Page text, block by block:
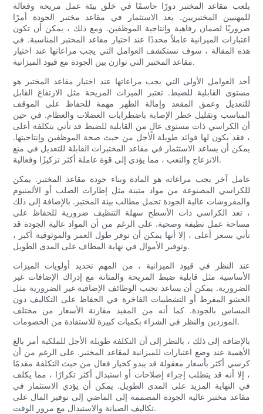
يلعب مقاعد المختبر دورًا حاسمًا في خلق بيئة عمل مريحة وفعالة
للمهنيين المختبريين. يعد الاستثمار في مقاعد مختبر الجودة أمرًا
ضروريًا لضمان رفاهية وإنتاجية الموظفين. ومع ذلك ، يمكن أن تكون
اعتبارات الميزانية عاملاً محددًا عند اختيار مقاعد المختبر المناسبة. في
هذه المقالة ، سوف نستكشف العوامل التي يجب مراعاتها عند اختيار
مقاعد المختبر التي توازن بين الجودة مع قيود الميزانية.
أحد العوامل الأولى التي يجب مراعاتها عند اختيار مقاعد المختبر هو
مستوى القابلية للضبط. تعتبر الميزات المريحة مثل الارتفاع القابل
للتعديل وعمق المقعد وإمالة الظهر مهمة للحفاظ على الموقف
المناسب وتقليل خطر الإصابة باضطرابات العضلات والعظام. في حين
أن الكراسي ذات مستوى عالٍ من القابلية للضبط قد تأتي بتكلفة أعلى
، فقد يكون لها فوائد طويلة الأجل من حيث صحة الموظفين وإنتاجيتها.
يمكن أن يساعد الاستثمار في مقاعد المختبرات القابلة للتعديل في منع
الانزعاج والتعب ، مما يؤدي إلى قوة عاملة أكثر تركيزًا وفعالية.
عامل آخر يجب مراعاته هو المادة وبناء جودة مقاعد المختبر. يمكن
للكراسي المصنوعة من مواد متينة مثل إطارات الصلب أو الألمنيوم
والمفروشات عالية الجودة تحمل مطالب بيئة المختبر. بالإضافة إلى ذلك
، تعد الكراسي ذات الأسطح سهلة التنظيف ضرورية للحفاظ على
مساحة عمل نظيفة وصحية. على الرغم من أن المواد عالية الجودة قد
تأتي بسعر أعلى ، إلا أنها يمكن أن توفر طول العمر والموثوقية أكبر ،
وتوفير الأموال في نهاية المطاف على المدى الطويل.
عند النظر في قيود الميزانية ، من المهم تحديد أولويات الميزات
الأساسية مثل قابلية ضبط المريحة والمتانة مع إدراك الإضافات غير
الضرورية. يمكن أن يساعد تجنب الوظائف الإضافية غير الضرورية مثل
الحشو المفرط أو التشطيبات الفاخرة في الحفاظ على التكاليف دون
المساس بالجودة. كما أنه من المفيد مقارنة الأسعار من مختلف
الموردين والنظر في الشراء بكميات كبيرة للاستفادة من الخصومات.
بالإضافة إلى ذلك ، بالنظر إلى أن التكلفة طويلة الأجل للملكية أمر بالغ
الأهمية عند وضع اعتبارات للميزانية لمقاعد المختبر. على الرغم من أن
كرسي أكثر بأسعار معقولة قد يبدو كخيار فعال من حيث التكلفة مقدمًا
، إلا أنه قد يتطلب إجراء إصلاحات أو استبدال أكثر تكرارًا ، مما يكلف
في النهاية المزيد على المدى الطويل. يمكن أن يؤدي الاستثمار في
مقاعد مختبر عالية الجودة المصممة إلى الماضي إلى توفير المال على
تكاليف الصيانة والاستبدال مع مرور الوقت.